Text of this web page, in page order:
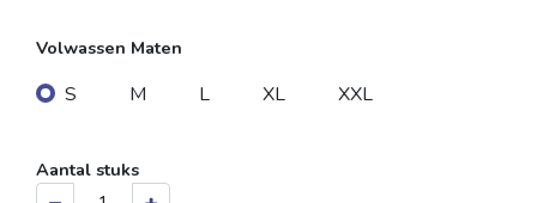
Volwassen Maten
S M L XL XXL
Aantal stuks